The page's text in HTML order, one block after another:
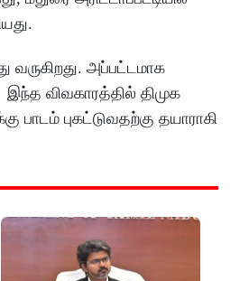
அப்பட்டமாக
விவகாரத்தில் திமுக
புகட்டுவதற்கு தயாராகி